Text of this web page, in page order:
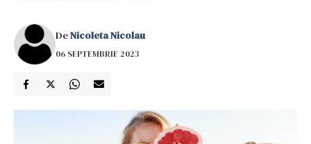
DeNicoleta Nicolau
06 SEPTEMBRIE 2023